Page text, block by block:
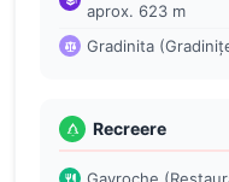
aprox. 623 m
Gradinita
Recreere